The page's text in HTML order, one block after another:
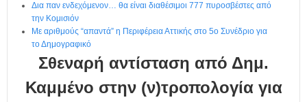
Δια παν ενδεχόμενον… θα είναι διαθέσιμοι 777 πυροσβέστες από
την Κομισιόν
Με αριθμούς “απαντά” η Περιφέρεια Αττικής στο 5ο Συνέδριο για
το Δημογραφικό
Σθεναρή αντίσταση από Δημ.
Καμμένο στην (ν)τροπολογία για